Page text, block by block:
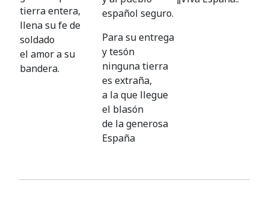
tierra entera,
llena su fe de
soldado
el amor a su
bandera.
español seguro.
Para su entrega
y tesón
ninguna tierra
es extraña,
a la que llegue
el blasón
de la generosa
España